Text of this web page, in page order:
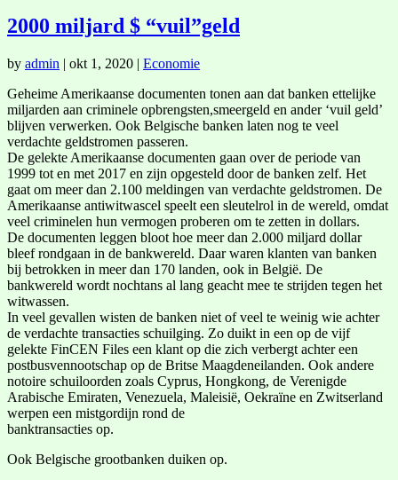
2000 miljard $ “vuil”geld
by admin | okt 1, 2020 | Economie
Geheime Amerikaanse documenten tonen aan dat banken ettelijke
miljarden aan criminele opbrengsten,smeergeld en ander ‘vuil geld’
blijven verwerken. Ook Belgische banken laten nog te veel
verdachte geldstromen passeren.
De gelekte Amerikaanse documenten gaan over de periode van
1999 tot en met 2017 en zijn opgesteld door de banken zelf. Het
gaat om meer dan 2.100 meldingen van verdachte geldstromen. De
Amerikaanse antiwitwascel speelt een sleutelrol in de wereld, omdat
veel criminelen hun vermogen proberen om te zetten in dollars.
De documenten leggen bloot hoe meer dan 2.000 miljard dollar
bleef rondgaan in de bankwereld. Daar waren klanten van banken
bij betrokken in meer dan 170 landen, ook in België. De
bankwereld wordt nochtans al lang geacht mee te strijden tegen het
witwassen.
In veel gevallen wisten de banken niet of veel te weinig wie achter
de verdachte transacties schuilging. Zo duikt in een op de vijf
gelekte FinCEN Files een klant op die zich verbergt achter een
postbusvennootschap op de Britse Maagdeneilanden. Ook andere
notoire schuiloorden zoals Cyprus, Hongkong, de Verenigde
Arabische Emiraten, Venezuela, Maleisië, Oekraïne en Zwitserland
werpen een mistgordijn rond de
banktransacties op.
Ook Belgische grootbanken duiken op.